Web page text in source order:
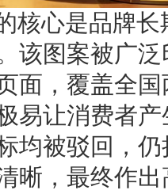
心是品牌长
该图案被广
面，覆盖全
易让消费者
均被驳回，
晰，最终作